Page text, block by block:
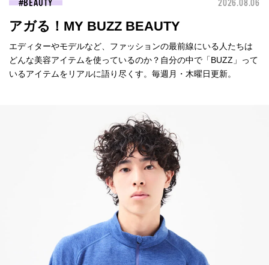
BEAUTY 2026.08.06
アガる！MY BUZZ BEAUTY
エディターやモデルなど、ファッションの最前線にいる人たちは
どんな美容アイテムを使っているのか？自分の中で「BUZZ」って
いるアイテムをリアルに語り尽くす。毎週月・木曜日更新。